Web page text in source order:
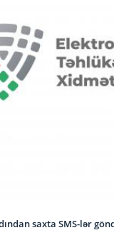
saxta SMS-lər